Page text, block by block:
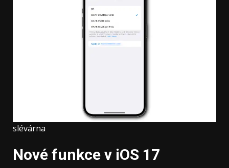
slévárna
Nové funkce v iOS 17